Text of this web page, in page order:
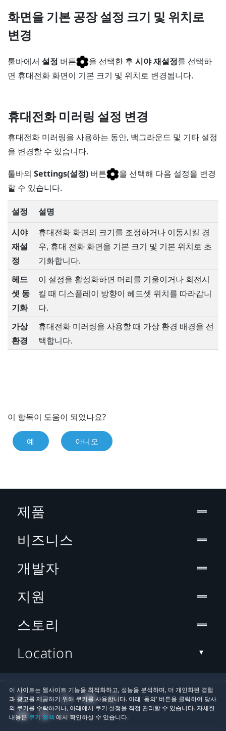
화면을 기본 공장 설정 크기 및 위치로
변경
툴바에서 설정 버튼 을 선택한 후 시야 재설정를 선택하
면 휴대전화 화면이 기본 크기 및 위치로 변경됩니다.
휴대전화 미러링 설정 변경
휴대전화 미러링을 사용하는 동안, 백그라운드 및 기타 설정
을 변경할 수 있습니다.
툴바의 Settings(설정) 버튼
을 선택해 다음 설정을 변경
할 수 있습니다.
설정
설명
시야
재설
정
휴대전화 화면의 크기를 조정하거나 이동시킬 경
우, 휴대 전화 화면을 기본 크기 및 기본 위치로 초
기화합니다.
헤드
셋 동
기화
이 설정을 활성화하면 머리를 기울이거나 회전시
킬 때 디스플레이 방향이 헤드셋 위치를 따라갑니
다.
가상
환경
휴대전화 미러링을 사용할 때 가상 환경 배경을 선
택합니다.
이 항목이 도움이 되었나요?
예 아니오
이 사이트는 웹사이트 기능을 최적화하고, 성능을 분석하며, 더 개인화된 경험
과 광고를 제공하기 위해 쿠키를 사용합니다. 아래 '동의' 버튼을 클릭하여 당사
의 쿠키를 수락하거나, 아래에서 쿠키 설정을 직접 관리할 수 있습니다. 자세한
내용은 쿠키 정책 에서 확인하실 수 있습니다.
제품
비즈니스
개발자
지원
스토리
Location